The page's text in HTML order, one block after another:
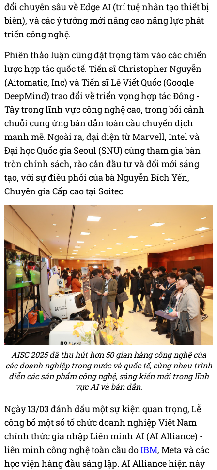
đổi chuyên sâu về Edge AI (trí tuệ nhân tạo thiết bị
biên), và các ý tưởng mới nâng cao năng lực phát
triển công nghệ.
Phiên thảo luận cũng đặt trọng tâm vào các chiến
lược hợp tác quốc tế. Tiến sĩ Christopher Nguyễn
(Aitomatic, Inc) và Tiến sĩ Lê Viết Quốc (Google
DeepMind) trao đổi về triển vọng hợp tác Đông -
Tây trong lĩnh vực công nghệ cao, trong bối cảnh
chuỗi cung ứng bán dẫn toàn cầu chuyển dịch
mạnh mẽ. Ngoài ra, đại diện từ Marvell, Intel và
Đại học Quốc gia Seoul (SNU) cùng tham gia bàn
tròn chính sách, rào cản đầu tư và đổi mới sáng
tạo, với sự điều phối của bà Nguyễn Bích Yến,
Chuyên gia Cấp cao tại Soitec.
AISC 2025 đã thu hút hơn 50 gian hàng công nghệ của
các doanh nghiệp trong nước và quốc tế, cùng nhau trình
diễn các sản phẩm công nghệ, sáng kiến mới trong lĩnh
vực AI và bán dẫn.
Ngày 13/03 đánh dấu một sự kiện quan trọng, Lễ
công bố một số tổ chức doanh nghiệp Việt Nam
chính thức gia nhập Liên minh AI (AI Alliance) -
liên minh công nghệ toàn cầu doIBM, Meta và các
học viện hàng đầu sáng lập. AI Alliance hiện này